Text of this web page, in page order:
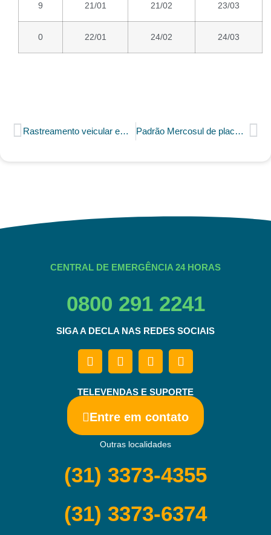
9 21/01 21/02 23/03
0 22/01 24/02 24/03
Rastreamento veicular em Pará de Minas Padrão Mercosul de placas: saiba tudo sobre
CENTRAL DE EMERGÊNCIA 24 HORAS
0800 291 2241
SIGA A DECLA NAS REDES SOCIAIS
TELEVENDAS E SUPORTE
Entre em contato
Outras localidades
(31) 3373-4355
(31) 3373-6374